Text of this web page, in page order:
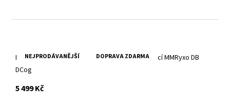
NEJPRODÁVANĚJŠÍ DOPRAVA ZDARMA
Koňaková pánská kožená bunda s textilní kapucí MMRyxo DB
DCog
5 499 Kčs DPH